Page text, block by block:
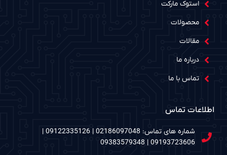
استوک مارکت
محصولات
مقالات
درباره ما
تماس با ما
اطلاعات تماس
شماره های تماس: 02186097048 | 09122335126 |
09193723606 | 09383579348